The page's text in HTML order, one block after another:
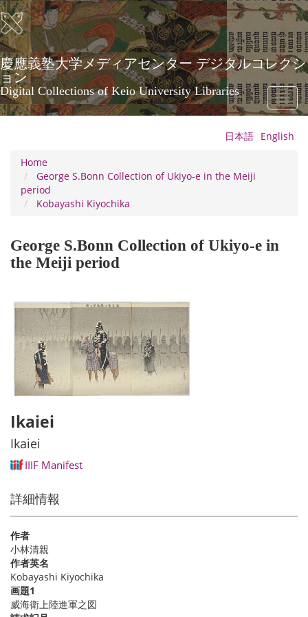
Skip
to
main
content
慶應義塾大学メディアセンター デジタルコレクシ
ョン
Digital Collections of Keio University Libraries
Toggle
日本語 English
Home
George S.Bonn Collection of Ukiyo-e in the Meiji
period
Kobayashi Kiyochika
George S.Bonn Collection of Ukiyo-e in
the Meiji period
Ikaiei
Ikaiei
IIIF Manifest
詳細情報
作者
小林清親
作者英名
Kobayashi Kiyochika
画題1
威海衛上陸進軍之図